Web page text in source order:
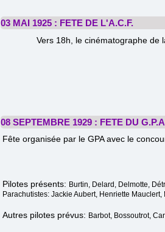
03 MAI 1925 : FETE DE L'A.C.F.
Vers 18h, le cinématographe de
08 SEPTEMBRE 1929 : FETE DU
Fête organisée par le GPA avec le
Pilotes présents: Burtin, Delard, Delmotte,
Parachutistes: Jackie Aubert, Henriette Mauclert,
Autres pilotes prévus: Barbot, Bossoutrot,